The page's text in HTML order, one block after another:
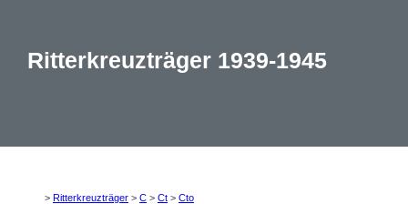
Ritterkreuzträger 1939-1945
> Ritterkreuzträger > C > Ct > Cto